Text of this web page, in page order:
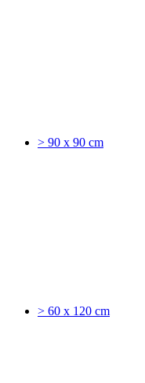
> 90 x 90 cm
> 60 x 120 cm